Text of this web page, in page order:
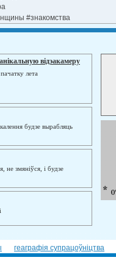
#знакомства
відэакамеру
лета
будзе вырабляць
змяніўся, і будзе
геаграфія супрацоўніцтва